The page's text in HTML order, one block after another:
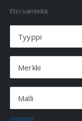
Etsi vanteita
Tyyppi
Merkki
Malli